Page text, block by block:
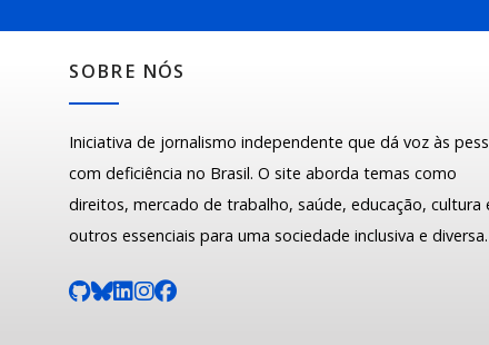
SOBRE NÓS
Iniciativa de jornalismo independente que dá voz às
com deficiência no Brasil. O site aborda temas como
direitos, mercado de trabalho, saúde, educação, cultura
outros essenciais para uma sociedade inclusiva e diversa.